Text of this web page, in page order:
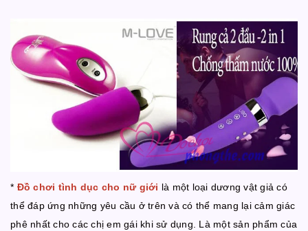
* Đồ chơi tình dục cho nữ giới là một loại dương vật giả có
thể đáp ứng những yêu cầu ở trên và có thể mang lại cảm giác
phê nhất cho các chị em gái khi sử dụng. Là một sản phẩm của